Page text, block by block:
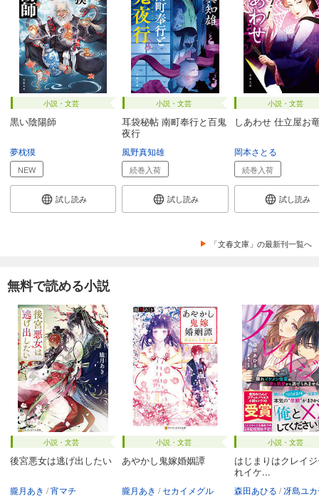
小説・文芸
黒い陰陽師
夢枕獏
NEW
試し読み
小説・文芸
耳袋秘帖 南町奉行と百鬼
夜行
風野真知雄
続巻入荷
試し読み
小説・文芸
しあわせ 仕立屋お
岡本さとる
続巻入荷
試し読み
「文春文庫」の最新刊一覧へ
無料で読める小説
小説・文芸
後宮悪女は逃げ出したい
朧月あき 宵マチ
小説・文芸
あやかし鬼嫁婚姻譚
朧月あき セカイメグル
小説・文芸
はじまりはクレイ
れイケ...
森田あひる 冴島ユ